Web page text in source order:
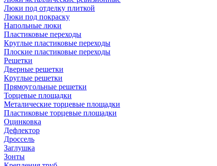
Люки под отделку плиткой
Люки под покраску
Напольные люки
Пластиковые переходы
Круглые пластиковые переходы
Плоские пластиковые переходы
Решетки
Дверные решетки
Круглые решетки
Прямоугольные решетки
Торцевые площадки
Металические торцевые площадки
Пластиковые торцевые площадки
Оцинковка
Дефлектор
Дроссель
Заглушка
Зонты